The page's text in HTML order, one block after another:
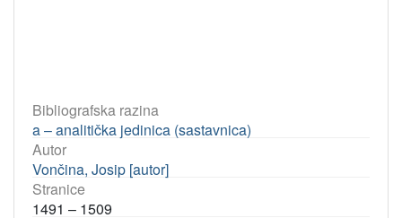
Bibliografska razina
a – analitička jedinica (sastavnica)
Autor
Vončina, Josip [autor]
Stranice
1491 – 1509